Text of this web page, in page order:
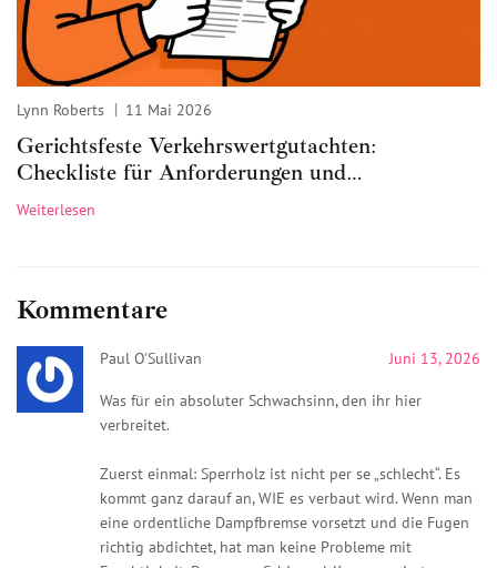
Lynn Roberts 11 Mai 2026
Gerichtsfeste Verkehrswertgutachten:
Checkliste für Anforderungen und
Dokumentation
Weiterlesen
Kommentare
Paul O'Sullivan Juni 13, 2026
Was für ein absoluter Schwachsinn, den ihr hier
verbreitet.
Zuerst einmal: Sperrholz ist nicht per se „schlecht“. Es
kommt ganz darauf an, WIE es verbaut wird. Wenn man
eine ordentliche Dampfbremse vorsetzt und die Fugen
richtig abdichtet, hat man keine Probleme mit